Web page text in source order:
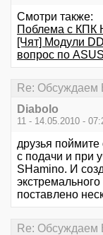
Смотри также:
Поблема с КПК
[Чят] Модули
вопрос по
Re: Обсуждаем
Diabolo
11 - 14.05.2010 -
друзья
с подачи и при
SHamino. И
поставлено
Re: Обсуждаем